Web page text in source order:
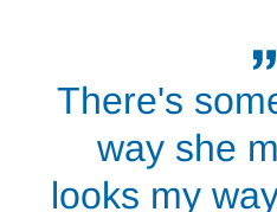
There's
way she
looks my